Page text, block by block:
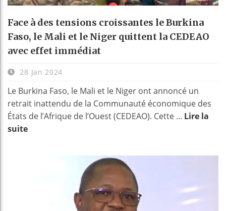
Face à des tensions croissantes le Burkina
Faso, le Mali et le Niger quittent la CEDEAO
avec effet immédiat
28 Jan 2024
Le Burkina Faso, le Mali et le Niger ont annoncé un
retrait inattendu de la Communauté économique des
États de l’Afrique de l’Ouest (CEDEAO). Cette ... Lire la
suite